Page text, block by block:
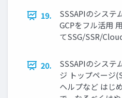
19.
SSSAPIのシステ
GCPをフル活用
てSSG/SSR/
20.
SSSAPIのシステ
ジ トップペー
ヘルプなど はじ